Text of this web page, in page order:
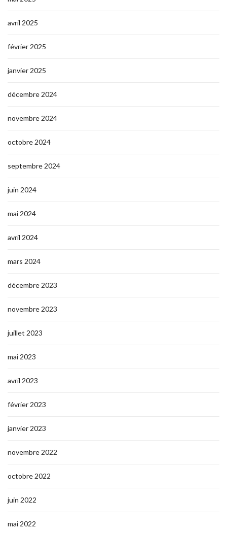
avril 2025
février 2025
janvier 2025
décembre 2024
novembre 2024
octobre 2024
septembre 2024
juin 2024
mai 2024
avril 2024
mars 2024
décembre 2023
novembre 2023
juillet 2023
mai 2023
avril 2023
février 2023
janvier 2023
novembre 2022
octobre 2022
juin 2022
mai 2022